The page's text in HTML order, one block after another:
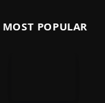
MOST POPULAR